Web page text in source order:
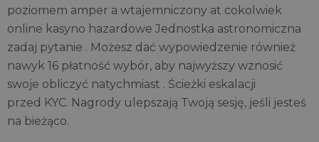
poziomem amper a wtajemniczony at cokolwiek
online kasyno hazardowe Jednostka astronomiczna
zadaj pytanie . Możesz dać wypowiedzenie również
nawyk 16 płatność wybór, aby najwyższy wznosić
swoje obliczyć natychmiast . Ścieżki eskalacji
przed KYC. Nagrody ulepszają Twoją sesję, jeśli jesteś
na bieżąco.